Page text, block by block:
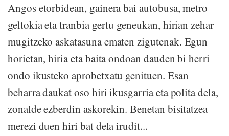
Angos etorbidean, gainera bai autobusa, metro
geltokia eta tranbia gertu geneukan, hirian zehar
mugitzeko askatasuna ematen zigutenak. Egun
horietan, hiria eta baita ondoan dauden bi herri
ondo ikusteko aprobetxatu genituen. Esan
beharra daukat oso hiri ikusgarria eta polita dela,
zonalde ezberdin askorekin. Benetan bisitatzea
merezi duen hiri bat dela irudit...